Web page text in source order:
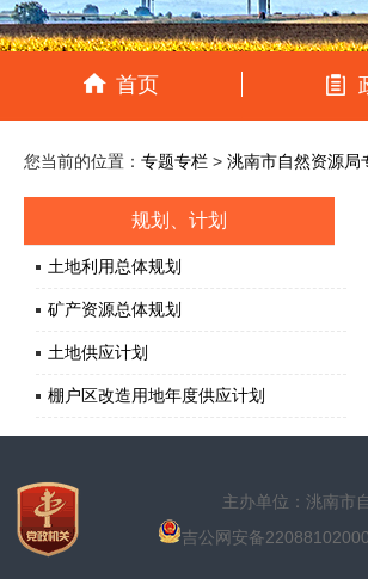
首页
您当前的位置： 专题专栏 > 洮南市自然资源局
规划、计划
土地利用总体规划
矿产资源总体规划
土地供应计划
棚户区改造用地年度供应计划
主办单位：洮南
吉公网安备